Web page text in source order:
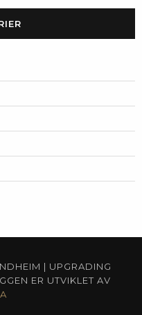
| UPGRADING
ER UTVIKLET AV